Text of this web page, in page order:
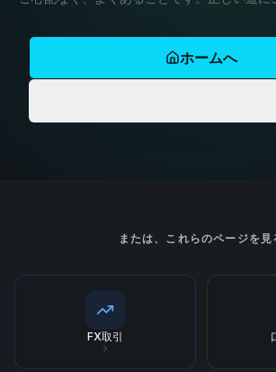
ホームへ
または、これらのページを見
FX取引